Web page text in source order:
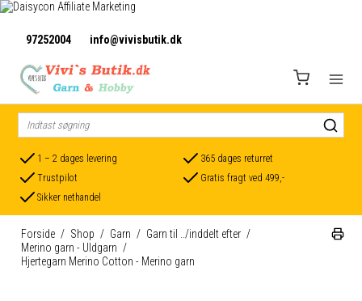
97252004 info@vivisbutik.dk
1 – 2 dages levering
365 dages returret
Trustpilot
Gratis fragt ved 499,-
Sikker nethandel
Forside / Shop / Garn / Garn til ../inddelt efter /
Merino garn - Uldgarn /
Hjertegarn Merino Cotton - Merino garn